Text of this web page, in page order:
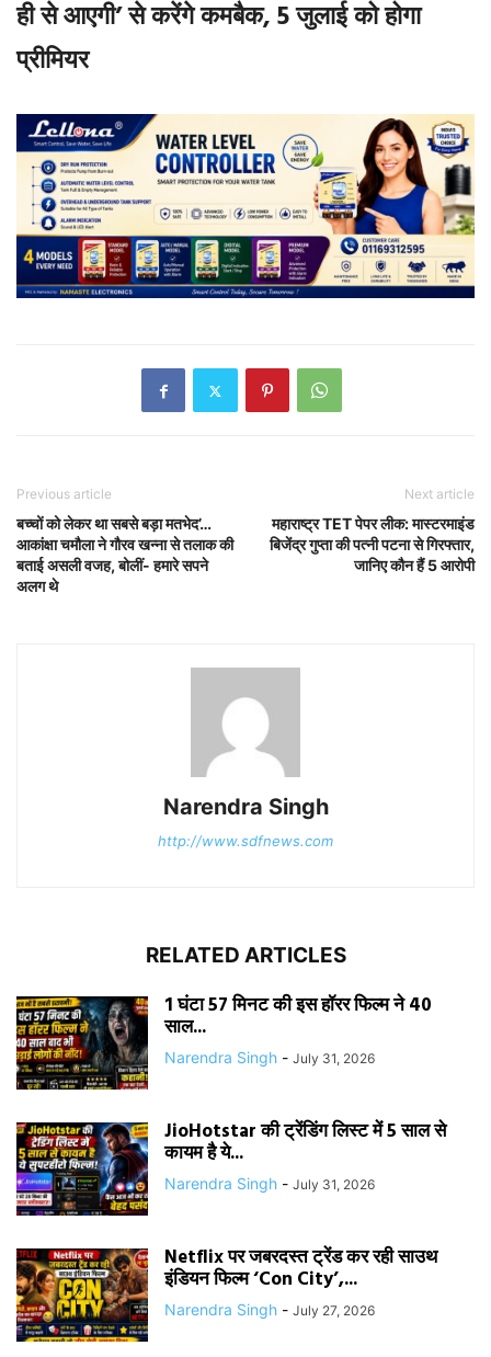
ही से आएगी’ से करेंगे कमबैक, 5 जुलाई को होगा
प्रीमियर
Previous article
बच्चों को लेकर था सबसे बड़ा मतभेद’…
आकांक्षा चमौला ने गौरव खन्ना से तलाक की
बताई असली वजह, बोलीं- हमारे सपने
अलग थे
Next article
महाराष्ट्र TET पेपर लीक: मास्टरमाइंड
बिजेंद्र गुप्ता की पत्नी पटना से गिरफ्तार,
जानिए कौन हैं 5 आरोपी
Narendra Singh
http://www.sdfnews.com
RELATED ARTICLES
1 घंटा 57 मिनट की इस हॉरर फिल्म ने 40
साल...
Narendra Singh - July 31, 2026
JioHotstar की ट्रेंडिंग लिस्ट में 5 साल से
कायम है ये...
Narendra Singh - July 31, 2026
Netflix पर जबरदस्त ट्रेंड कर रही साउथ
इंडियन फिल्म ‘Con City’,...
Narendra Singh - July 27, 2026